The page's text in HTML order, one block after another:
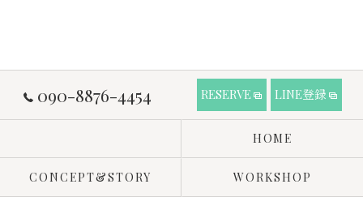
090-8876-4454 RESERVE LINE登録
HOME
CONCEPT&STORY WORKSHOP